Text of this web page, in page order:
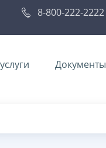
8-800-222-2222
Документы